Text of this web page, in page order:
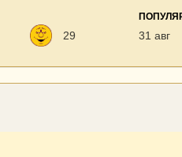
29 31 авг